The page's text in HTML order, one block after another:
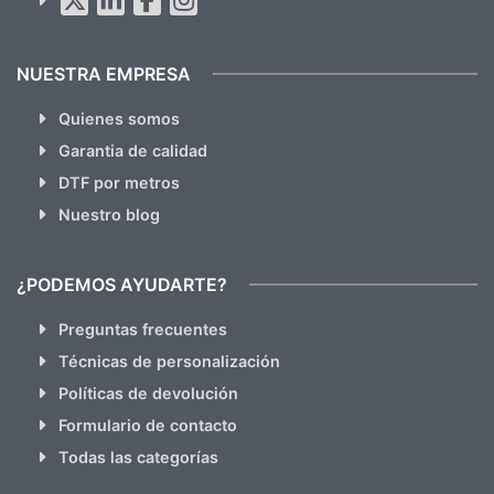
NUESTRA EMPRESA
Quienes somos
Garantia de calidad
DTF por metros
Nuestro blog
¿PODEMOS AYUDARTE?
Preguntas frecuentes
Técnicas de personalización
Políticas de devolución
Formulario de contacto
Todas las categorías